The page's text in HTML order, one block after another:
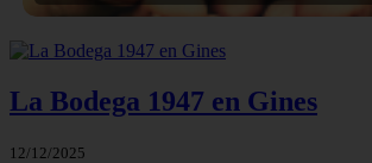
La Bodega 1947 en Gines
12/12/2025